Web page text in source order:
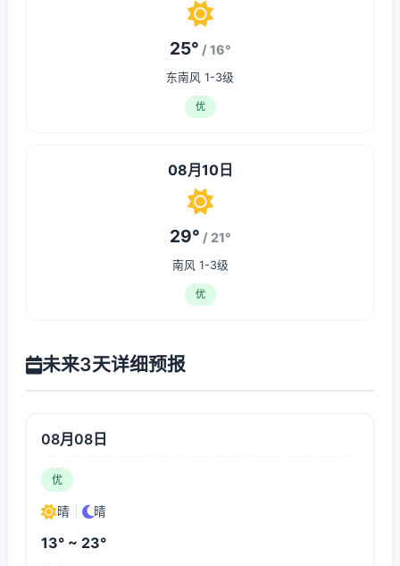
25° / 16°
东南风 1-3级
优
08月10日
29° / 21°
南风 1-3级
优
未来3天详细预报
08月08日
优
晴 晴
13° ~ 23°